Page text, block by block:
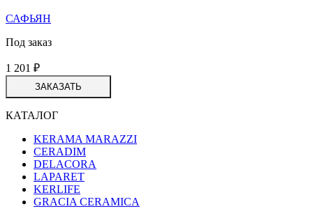
САФЬЯН
Под заказ
1 201 ₽
ЗАКАЗАТЬ
КАТАЛОГ
KERAMA MARAZZI
CERADIM
DELACORA
LAPARET
KERLIFE
GRACIA CERAMICA